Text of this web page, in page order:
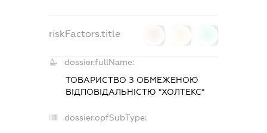
riskFactors.title
dossier.fullName:
ТОВАРИСТВО З ОБМЕЖЕНОЮ
ВІДПОВІДАЛЬНІСТЮ "ХОЛТЕКС"
dossier.opfSubType: